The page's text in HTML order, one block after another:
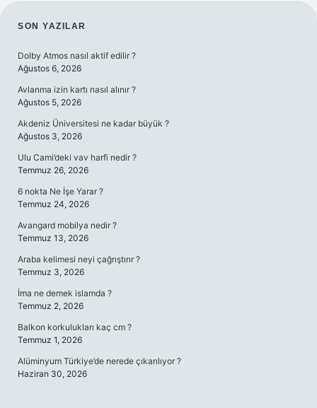
SIDEBAR
SON YAZILAR
Dolby Atmos nasıl aktif edilir ?
Ağustos 6, 2026
Avlanma izin kartı nasıl alınır ?
Ağustos 5, 2026
Akdeniz Üniversitesi ne kadar büyük ?
Ağustos 3, 2026
Ulu Cami’deki vav harfi nedir ?
Temmuz 26, 2026
6 nokta Ne İşe Yarar ?
Temmuz 24, 2026
Avangard mobilya nedir ?
Temmuz 13, 2026
Araba kelimesi neyi çağrıştırır ?
Temmuz 3, 2026
İma ne demek islamda ?
Temmuz 2, 2026
Balkon korkulukları kaç cm ?
Temmuz 1, 2026
Alüminyum Türkiye’de nerede çıkarılıyor ?
Haziran 30, 2026